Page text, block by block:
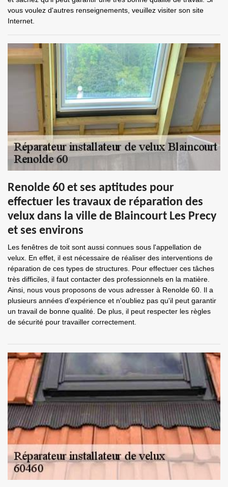
vous voulez d'autres renseignements, veuillez visiter son site
Internet.
Renolde 60 et ses aptitudes pour
effectuer les travaux de réparation des
velux dans la ville de Blaincourt Les Precy
et ses environs
Les fenêtres de toit sont aussi connues sous l'appellation de
velux. En effet, il est nécessaire de réaliser des interventions de
réparation de ces types de structures. Pour effectuer ces tâches
très difficiles, il faut contacter des professionnels en la matière.
Ainsi, nous vous proposons de vous adresser à Renolde 60. Il a
plusieurs années d'expérience et n'oubliez pas qu'il peut garantir
un travail de bonne qualité. De plus, il peut respecter les règles
de sécurité pour travailler correctement.